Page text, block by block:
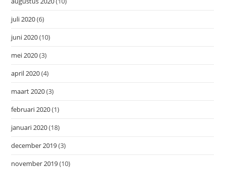
juli 2020(6)
juni 2020(10)
mei 2020(3)
april 2020(4)
maart 2020(3)
februari 2020(1)
januari 2020(18)
december 2019(3)
november 2019(10)